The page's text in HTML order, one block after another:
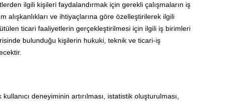
ilgili kişileri faydalandırmak için gerekli çalışmaların iş
alışkanlıkları ve ihtiyaçlarına göre özelleştirilerek ilgili
ticari faaliyetlerin gerçekleştirilmesi için ilgili iş birimleri
bulunduğu kişilerin hukuki, teknik ve ticari-iş
deneyiminin artırılması, istatistik oluşturulması,